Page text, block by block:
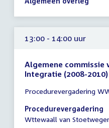
uur
13:00 - 14:00 uur
Algemene commissie
Integratie (2008-2010)
vergadering
13:00
-
Procedurevergadering
Procedurevergadering
Wttewaall van